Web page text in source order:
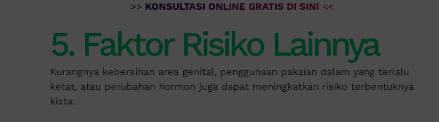
>> KONSULTASI ONLINE GRATIS DI SINI <<
5. Faktor Risiko Lainnya
Kurangnya kebersihan area genital, penggunaan pakaian dalam yang terlalu
ketat, atau perubahan hormon juga dapat meningkatkan risiko terbentuknya
kista.